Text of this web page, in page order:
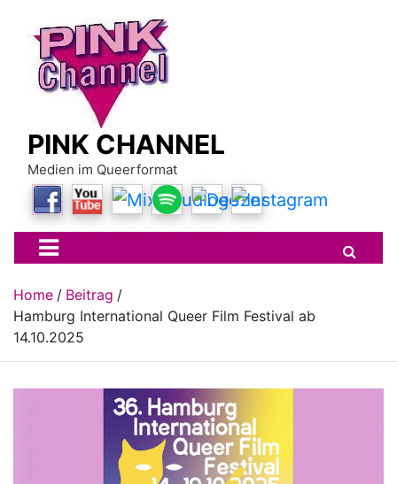
content
PINK CHANNEL
Medien im Queerformat
Home
Beitrag
Hamburg International Queer Film Festival ab
14.10.2025